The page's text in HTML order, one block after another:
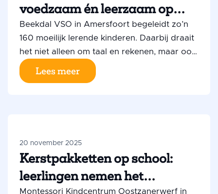
voedzaam én leerzaam op
Beekdal VSO
Beekdal VSO in Amersfoort begeleidt zo’n
160 moeilijk lerende kinderen. Daarbij draait
het niet alleen om taal en rekenen, maar ook
om praktische en sociale vaardigheden.
Binnen hun brede lesaanbod is horeca een
Vervolgens koken ze maaltijden voor
zichzelf én voor hun medeleerlingen.
“Daardoor is eten niet alleen voedzaam,
maar ook leerzaam”, zegt Ard Frie, adjunct-
Lees meer
20 november 2025
Kerstpakketten op school:
leerlingen nemen het
Montessori Kindcentrum Oostzanerwerf in